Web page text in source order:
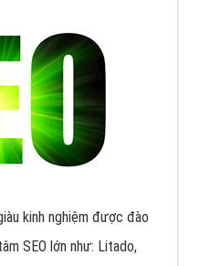
kinh nghiệm được đào
SEO lớn như: Litado,